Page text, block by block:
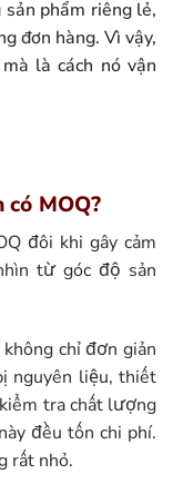
phẩm riêng lẻ,
đơn hàng. Vì vậy,
là cách nó vận
MOQ?
đôi khi gây cảm
từ góc độ sản
chỉ đơn giản
nguyên liệu, thiết
tra chất lượng
đều tốn chi phí.
rất nhỏ.